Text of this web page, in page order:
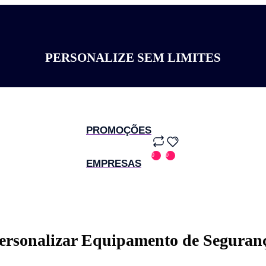
PERSONALIZE SEM LIMITES
PROMOÇÕES
EMPRESAS
0 0
Equipamento de